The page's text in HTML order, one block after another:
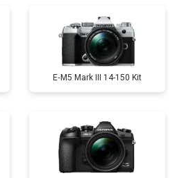
E‑M5 Mark III 14-150 Kit